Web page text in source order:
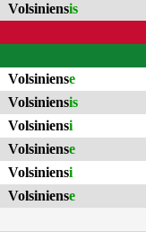
Volsiniensis
Volsiniense
Volsiniensis
Volsiniensi
Volsiniense
Volsiniensi
Volsiniense